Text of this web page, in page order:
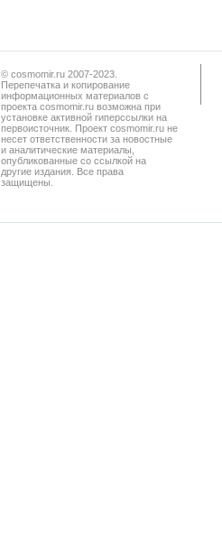
© cosmomir.ru 2007-2023.
Перепечатка и копирование
информационных материалов с
проекта cosmomir.ru возможна при
установке активной гиперссылки на
первоисточник. Проект cosmomir.ru не
несет ответственности за новостные
и аналитические материалы,
опубликованные со ссылкой на
другие издания. Все права
защищены.